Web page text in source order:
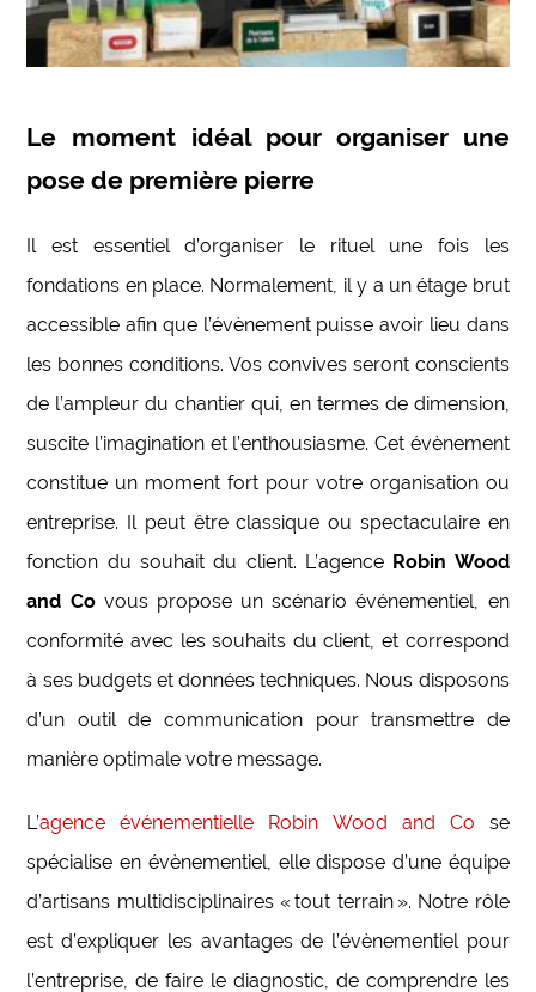
Le moment idéal pour organiser une
pose de première pierre
Il est essentiel d’organiser le rituel une fois les
fondations en place. Normalement, il y a un étage brut
accessible afin que l’évènement puisse avoir lieu dans
les bonnes conditions. Vos convives seront conscients
de l’ampleur du chantier qui, en termes de dimension,
suscite l’imagination et l’enthousiasme. Cet évènement
constitue un moment fort pour votre organisation ou
entreprise. Il peut être classique ou spectaculaire en
fonction du souhait du client. L’agenceRobin Wood
and Co vous propose un scénario événementiel, en
conformité avec les souhaits du client, et correspond
à ses budgets et données techniques. Nous disposons
d’un outil de communication pour transmettre de
manière optimale votre message.
L’agence événementielle Robin Wood and Co se
spécialise en évènementiel, elle dispose d’une équipe
d’artisans multidisciplinaires « tout terrain ». Notre rôle
est d’expliquer les avantages de l’évènementiel pour
l’entreprise, de faire le diagnostic, de comprendre les